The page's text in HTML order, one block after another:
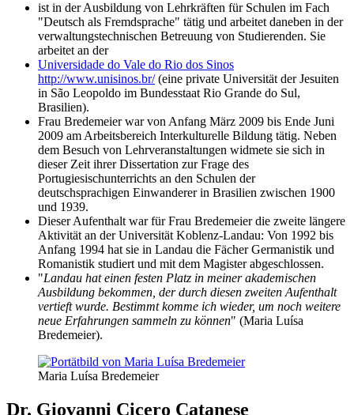
ist in der Ausbildung von Lehrkräften für Schulen im Fach
"Deutsch als Fremdsprache" tätig und arbeitet daneben in der
verwaltungstechnischen Betreuung von Studierenden. Sie
arbeitet an der
Universidade do Vale do Rio dos Sinos
http://www.unisinos.br/(eine private Universität der Jesuiten
in São Leopoldo im Bundesstaat Rio Grande do Sul,
Brasilien).
Frau Bredemeier war von Anfang März 2009 bis Ende Juni
2009 am Arbeitsbereich Interkulturelle Bildung tätig. Neben
dem Besuch von Lehrveranstaltungen widmete sie sich in
dieser Zeit ihrer Dissertation zur Frage des
Portugiesischunterrichts an den Schulen der
deutschsprachigen Einwanderer in Brasilien zwischen 1900
und 1939.
Dieser Aufenthalt war für Frau Bredemeier die zweite längere
Aktivität an der Universität Koblenz-Landau: Von 1992 bis
Anfang 1994 hat sie in Landau die Fächer Germanistik und
Romanistik studiert und mit dem Magister abgeschlossen.
"Landau hat einen festen Platz in meiner akademischen
Ausbildung bekommen, der durch diesen zweiten Aufenthalt
vertieft wurde. Bestimmt komme ich wieder, um noch weitere
neue Erfahrungen sammeln zu können" (Maria Luísa
Bredemeier).
Maria Luísa Bredemeier
Dr. Giovanni Cicero Catanese